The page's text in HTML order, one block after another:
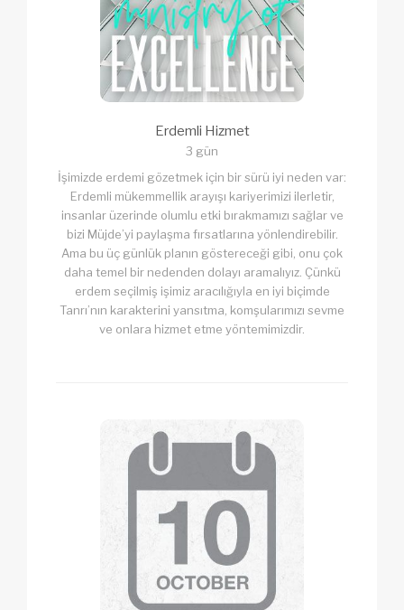
Erdemli Hizmet
3 gün
İşimizde erdemi gözetmek için bir sürü iyi neden var:
Erdemli mükemmellik arayışı kariyerimizi ilerletir,
insanlar üzerinde olumlu etki bırakmamızı sağlar ve
bizi Müjde’yi paylaşma fırsatlarına yönlendirebilir.
Ama bu üç günlük planın göstereceği gibi, onu çok
daha temel bir nedenden dolayı aramalıyız. Çünkü
erdem seçilmiş işimiz aracılığıyla en iyi biçimde
Tanrı’nın karakterini yansıtma, komşularımızı sevme
ve onlara hizmet etme yöntemimizdir.